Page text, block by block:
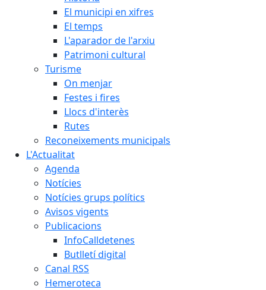
El municipi en xifres
El temps
L'aparador de l'arxiu
Patrimoni cultural
Turisme
On menjar
Festes i fires
Llocs d'interès
Rutes
Reconeixements municipals
L'Actualitat
Agenda
Notícies
Notícies grups polítics
Avisos vigents
Publicacions
InfoCalldetenes
Butlletí digital
Canal RSS
Hemeroteca